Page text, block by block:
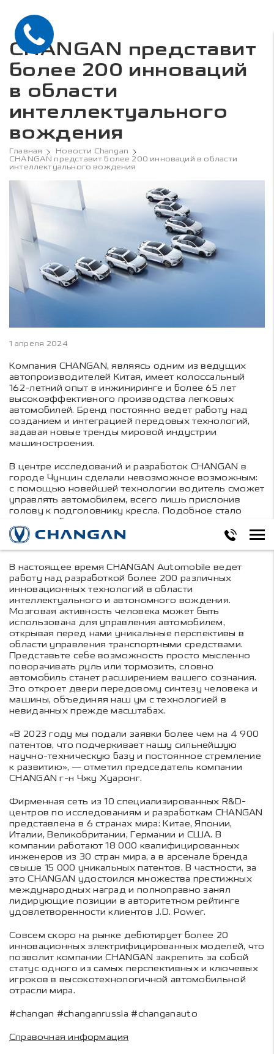
CHANGAN представит
более 200 инноваций
в области
интеллектуального
вождения
Главная
Новости Changan
CHANGAN представит более 200 инноваций в области
интеллектуального вождения
1 апреля 2024
Компания CHANGAN, являясь одним из ведущих
автопроизводителей Китая, имеет колоссальный
162-летний опыт в инжиниринге и более 65 лет
высокоэффективного производства легковых
автомобилей. Бренд постоянно ведет работу над
созданием и интеграцией передовых технологий,
задавая новые тренды мировой индустрии
машиностроения.
В центре исследований и разработок CHANGAN в
городе Чунцин сделали невозможное возможным:
с помощью новейшей технологии водитель сможет
управлять автомобилем, всего лишь прислонив
голову к подголовнику кресла. Подобное стало
реальным благодаря считыванию мозговых
сигналов по принципу электроэнцефалограммы
(ЭЭГ).
В настоящее время CHANGAN Automobile ведет
работу над разработкой более 200 различных
инновационных технологий в области
интеллектуального и автономного вождения.
Мозговая активность человека может быть
использована для управления автомобилем,
открывая перед нами уникальные перспективы в
области управления транспортными средствами.
Представьте себе возможность просто мысленно
поворачивать руль или тормозить, словно
автомобиль станет расширением вашего сознания.
Это откроет двери передовому синтезу человека и
машины, объединяя наш ум с технологией в
невиданных прежде масштабах.
«В 2023 году мы подали заявки более чем на 4 900
патентов, что подчеркивает нашу сильнейшую
научно-техническую базу и постоянное стремление
к развитию», — отметил председатель компании
CHANGAN г-н Чжу Хуаронг.
Фирменная сеть из 10 специализированных R&D-
центров по исследованиям и разработкам CHANGAN
представлена в 6 странах мира: Китае, Японии,
Италии, Великобритании, Германии и США. В
компании работают 18 000 квалифицированных
инженеров из 30 стран мира, а в арсенале бренда
свыше 15 000 уникальных патентов. В частности, за
это CHANGAN удостоился множества престижных
международных наград и полноправно занял
лидирующие позиции в авторитетном рейтинге
удовлетворенности клиентов J.D. Power.
Совсем скоро на рынке дебютирует более 20
инновационных электрифицированных моделей, что
позволит компании CHANGAN закрепить за собой
статус одного из самых перспективных и ключевых
игроков в высокотехнологичной автомобильной
отрасли мира.
#changan #changanrussia #changanauto
Справочная информация